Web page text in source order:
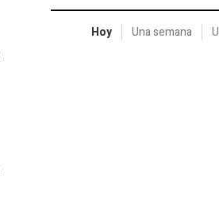
Hoy Una semana